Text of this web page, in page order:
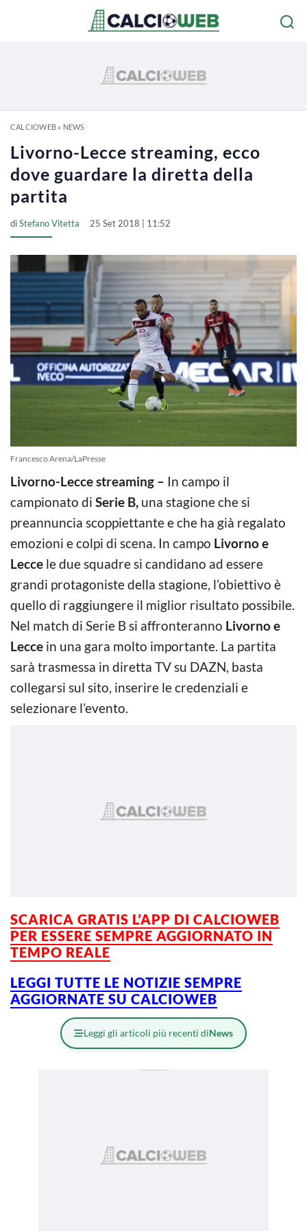
CALCIOWEB» NEWS
Livorno-Lecce streaming, ecco
dove guardare la diretta della
partita
diStefano Vitetta 25 Set 2018 | 11:52
Francesco Arena/LaPresse
Livorno-Lecce streaming – In campo il
campionato di Serie B, una stagione che si
preannuncia scoppiettante e che ha già regalato
emozioni e colpi di scena. In campo Livorno e
Lecce le due squadre si candidano ad essere
grandi protagoniste della stagione, l’obiettivo è
quello di raggiungere il miglior risultato possibile.
Nel match di Serie B si affronteranno Livorno e
Lecce in una gara molto importante. La partita
sarà trasmessa in diretta TV su DAZN, basta
collegarsi sul sito, inserire le credenziali e
selezionare l’evento.
SCARICA GRATIS L’APP DI CALCIOWEB
PER ESSERE SEMPRE AGGIORNATO IN
TEMPO REALE
LEGGI TUTTE LE NOTIZIE SEMPRE
AGGIORNATE SU CALCIOWEB
Leggi gli articoli più recenti diNews